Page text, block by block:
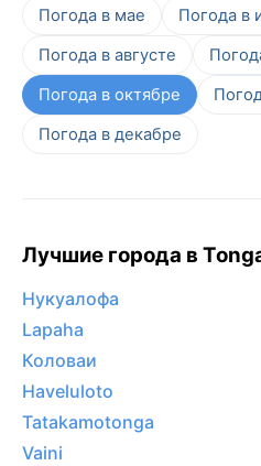
Погода в мае Погода в
Погода в августе
Погода в октябре
Погода в декабре
Лучшие города в
Нукуалофа
Lapaha
Коловаи
Haveluloto
Tatakamotonga
Vaini